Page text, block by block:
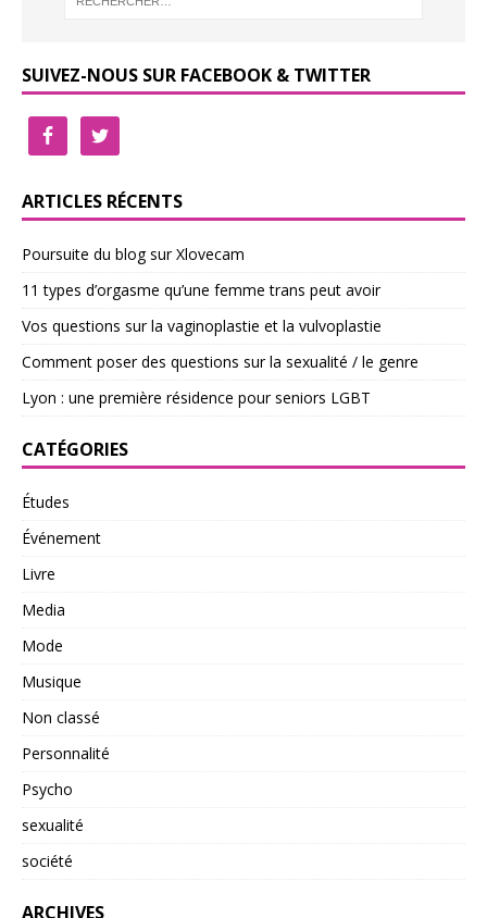
SUIVEZ-NOUS SUR FACEBOOK & TWITTER
ARTICLES RÉCENTS
Poursuite du blog sur Xlovecam
11 types d’orgasme qu’une femme trans peut avoir
Vos questions sur la vaginoplastie et la vulvoplastie
Comment poser des questions sur la sexualité / le genre
Lyon : une première résidence pour seniors LGBT
CATÉGORIES
Études
Événement
Livre
Media
Mode
Musique
Non classé
Personnalité
Psycho
sexualité
société
ARCHIVES